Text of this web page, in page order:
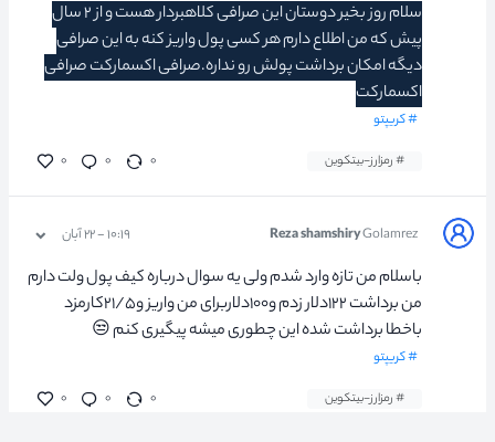
سلام روز بخیر دوستان این صرافی کلاهبردار هست و از ۲ سال
پیش که من اطلاع دارم هر کسی پول واریز کنه به این صرافی
دیگه امکان برداشت پولش رو نداره.صرافی اکسمارکت صرافی
اکسمارکت
# کریپتو
# رمزارز-بیتکوین ۰ ۰ ۰
Reza shamshiryGolamrez ۱۰:۱۹ - ۲۲ آبان
باسلام من تازه وارد شدم ولی یه سوال درباره کیف پول ولت دارم
من برداشت ۱۲۲دلار زدم و۱۰۰دلاربرای من واریز و۲۱/۵کارمزد
باخطا برداشت شده این چطوری میشه پیگیری کنم 😒
# کریپتو
# رمزارز-بیتکوین ۰ ۰ ۰